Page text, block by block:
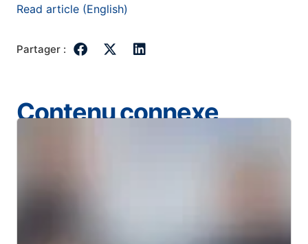
Read article (English)
Partager :
Contenu connexe